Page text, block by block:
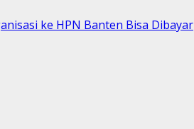
ke HPN Banten Bisa Dibayar